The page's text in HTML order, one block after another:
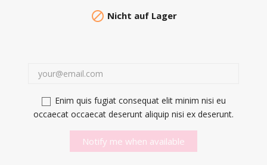
 Nicht auf Lager
Enim quis fugiat consequat elit minim nisi eu
occaecat occaecat deserunt aliquip nisi ex deserunt.
Notify me when available